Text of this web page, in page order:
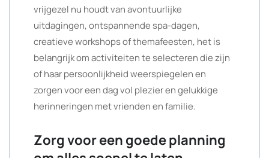
vrijgezel nu houdt van avontuurlijke
uitdagingen, ontspannende spa-dagen,
creatieve workshops of themafeesten, het is
belangrijk om activiteiten te selecteren die zijn
of haar persoonlijkheid weerspiegelen en
zorgen voor een dag vol plezier en gelukkige
herinneringen met vrienden en familie.
Zorg voor een goede planning